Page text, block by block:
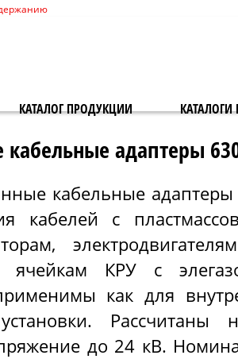
КАТАЛОГ ПРОДУКЦИИ КАТАЛОГИ
кабельные адаптеры
кабельные
кабелей с
ячейкам КРУ с
как для
Рассчитаны
до 24 кВ.